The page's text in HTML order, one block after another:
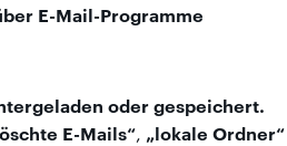
E-Mail-Programme
oder gespeichert.
E-Mails“, „lokale Ordner“